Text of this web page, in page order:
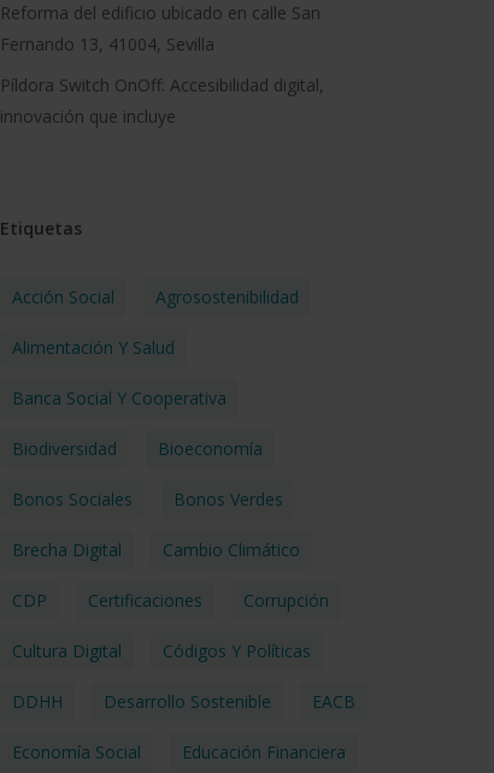
Reforma del edificio ubicado en calle San
Fernando 13, 41004, Sevilla
Píldora Switch OnOff: Accesibilidad digital,
innovación que incluye
Etiquetas
Acción Social Agrosostenibilidad
Alimentación Y Salud
Banca Social Y Cooperativa
Biodiversidad Bioeconomía
Bonos Sociales Bonos Verdes
Brecha Digital Cambio Climático
CDP Certificaciones Corrupción
Cultura Digital Códigos Y Políticas
DDHH Desarrollo Sostenible EACB
Economía Social Educación Financiera